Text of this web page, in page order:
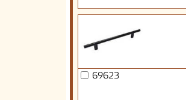
69623